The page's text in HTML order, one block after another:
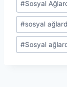
#Sosyal
#sosyal
#Sosyal